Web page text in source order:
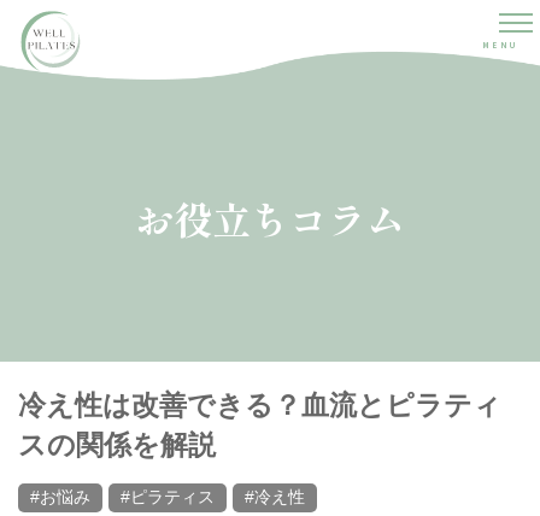
MENU
お役立ちコラム
冷え性は改善できる？血流とピラティ
スの関係を解説
#お悩み #ピラティス #冷え性